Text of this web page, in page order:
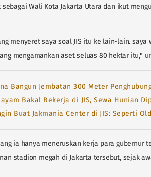
Wali Kota Jakarta Utara dan ikut
menyeret saya soal JIS itu ke lain-lain.
mengamankan aset seluas 80 hektar itu,"
Bangun Jembatan 300 Meter
Bakal Bekerja di JIS, Sewa Hunian
Buat Jakmania Center di JIS: Seperti
ia hanya meneruskan kerja para gubernur
stadion megah di Jakarta tersebut, sejak